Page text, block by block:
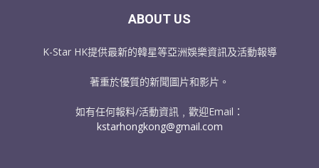
ABOUT US
K-Star HK提供最新的韓星等亞洲娛樂資訊及活動報導
著重於優質的新聞圖片和影片。
如有任何報料/活動資訊﹐歡迎Email：
kstarhongkong@gmail.com